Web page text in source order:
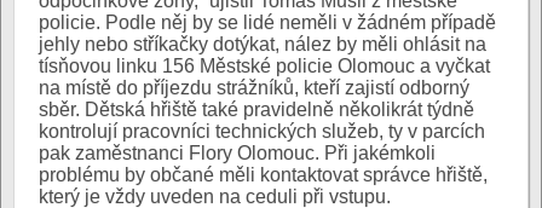
policie. Podle něj by se lidé neměli v žádném případě
jehly nebo stříkačky dotýkat, nález by měli ohlásit na
tísňovou linku 156 Městské policie Olomouc a vyčkat
na místě do příjezdu strážníků, kteří zajistí odborný
sběr. Dětská hřiště také pravidelně několikrát týdně
kontrolují pracovníci technických služeb, ty v parcích
pak zaměstnanci Flory Olomouc. Při jakémkoli
problému by občané měli kontaktovat správce hřiště,
který je vždy uveden na ceduli při vstupu.